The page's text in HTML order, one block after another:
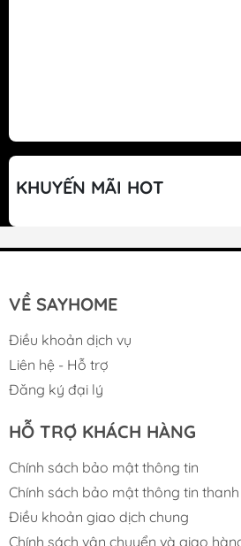
HỆ THỐNG LINH
BIỆT: Giảm thiểu tuyệt
THIẾT KẾ MỎNG
cường lực sáng bóng giúp
TIẾT KIỆM CHI PHÍ:
thay lõi lọc, linh phụ kiện
năng cho gia đình.
Tem xác thực chính hãng
Không chỉ được trang bị
mạnh mẽ, công nghệ lọc
KHUYẾN MÃI HOT
VỀ SAYHOME
Điều khoản dịch vụ
Liên hệ - Hỗ trợ
Đăng ký đại lý
HỖ TRỢ KHÁCH HÀNG
Chính sách bảo mật thông tin
Chính sách bảo mật thông tin
Điều khoản giao dịch chung
Chính sách vận chuyển và giao